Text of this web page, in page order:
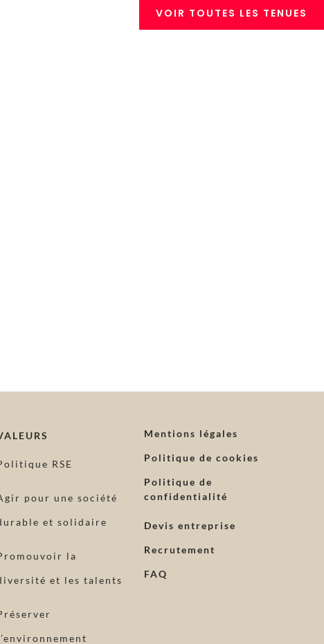
VOIR TOUTES LES TENUES
RSE
pour une société
et solidaire
la
et les talents
Mentions légales
Politique de cookies
Politique de
confidentialité
Devis entreprise
Recrutement
FAQ